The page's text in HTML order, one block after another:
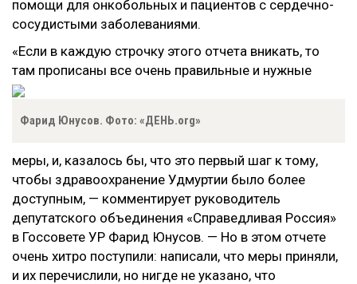
помощи для онкобольных и пациентов с сердечно-
сосудистыми заболеваниями.
«Если в каждую строчку этого отчета вникать, то
там прописаны все очень правильные и нужные
Фарид Юнусов. Фото: «ДЕНЬ.org»
меры, и, казалось бы, что это первый шаг к тому,
чтобы здравоохранение Удмуртии было более
доступным, — комментирует руководитель
депутатского объединения «Справедливая Россия»
в Госсовете УР Фарид Юнусов. — Но в этом отчете
очень хитро поступили: написали, что меры приняли,
и их перечислили, но нигде не указано, что